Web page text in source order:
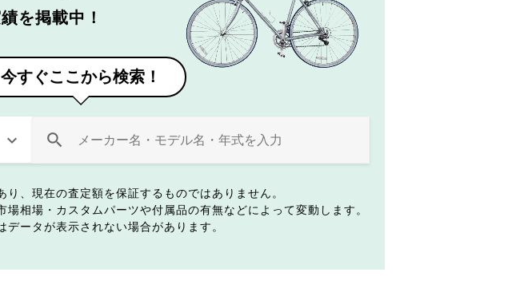
を掲載中！
今すぐここから検索！
、現在の査定額を保証するものではありません。
相場・カスタムパーツや付属品の有無などによって変動します。
ータが表示されない場合があります。